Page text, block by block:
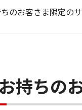
のお客さま限定の
持ちの